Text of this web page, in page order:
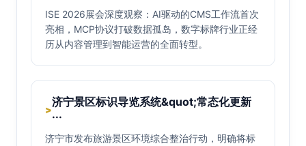
ISE 2026展会深度观察：AI驱动的CMS工作流首次
亮相，MCP协议打破数据孤岛，数字标牌行业正经
历从内容管理到智能运营的全面转型。
>
济宁景区标识导览系统&quot;常态化更新
···
济宁市发布旅游景区环境综合整治行动，明确将标